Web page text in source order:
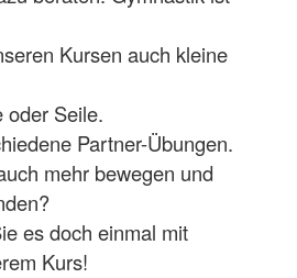
Kursen auch kleine
oder Seile.
Partner-Übungen.
mehr bewegen und
es doch einmal mit
Kurs!